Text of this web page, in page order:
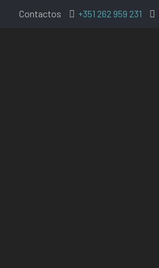
Contactos +351 262 959 231